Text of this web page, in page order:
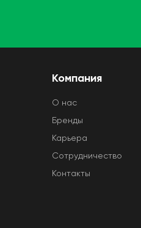
Компания
O нас
Бренды
Карьера
Сотрудничество
Контакты